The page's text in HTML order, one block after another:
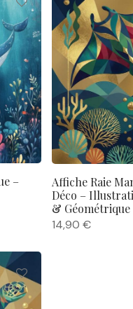
–
Affiche Raie
Déco –
& Géométrique
14,90 €